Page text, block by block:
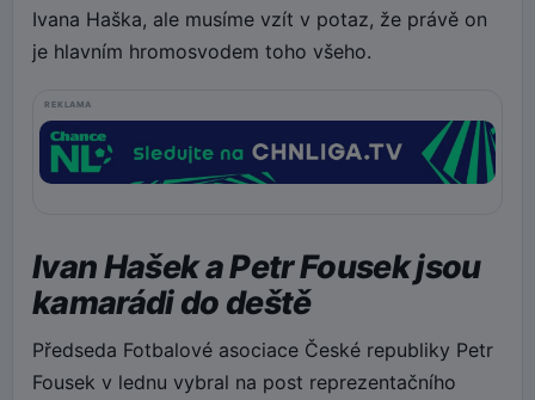
Ivana Haška, ale musíme vzít v potaz, že právě on
je hlavním hromosvodem toho všeho.
REKLAMA
Ivan Hašek a Petr Fousek jsou
kamarádi do deště
Předseda Fotbalové asociace České republiky Petr
Fousek v lednu vybral na post reprezentačního